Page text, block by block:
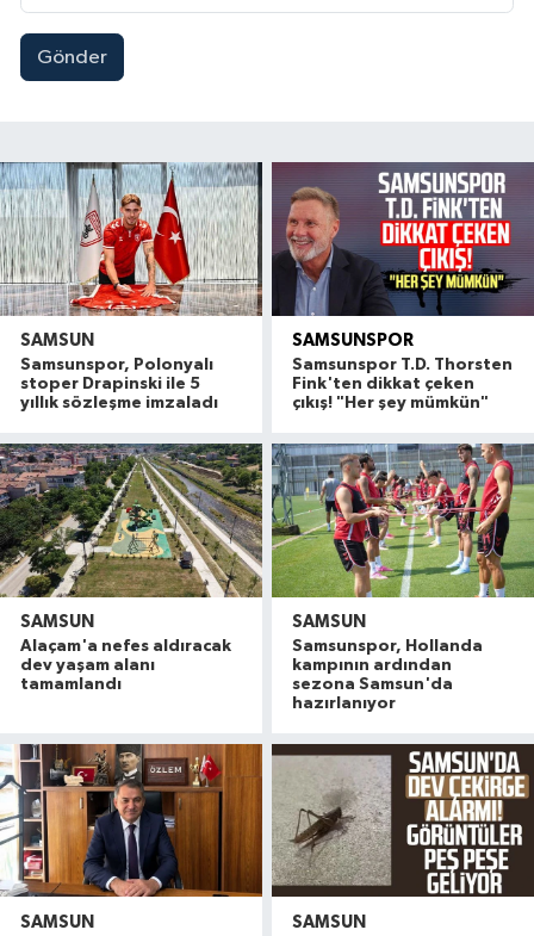
Gönder
SAMSUN
Samsunspor, Polonyalı
stoper Drapinski ile 5
yıllık sözleşme imzaladı
SAMSUNSPOR
Samsunspor T.D. Thorsten
Fink'ten dikkat çeken
çıkış! "Her şey mümkün"
SAMSUN
Alaçam'a nefes aldıracak
dev yaşam alanı
tamamlandı
SAMSUN
Samsunspor, Hollanda
kampının ardından
sezona Samsun'da
hazırlanıyor
SAMSUN SAMSUN